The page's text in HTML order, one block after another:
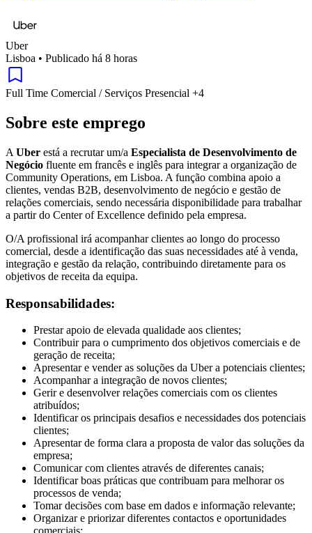
Uber
Lisboa • Publicado há 8 horas
Full Time Comercial / Serviços Presencial +4
Sobre este emprego
A Uber está a recrutar um/a Especialista de Desenvolvimento de
Negócio fluente em francês e inglês para integrar a organização de
Community Operations, em Lisboa. A função combina apoio a
clientes, vendas B2B, desenvolvimento de negócio e gestão de
relações comerciais, sendo necessária disponibilidade para trabalhar
a partir do Center of Excellence definido pela empresa.
O/A profissional irá acompanhar clientes ao longo do processo
comercial, desde a identificação das suas necessidades até à venda,
integração e gestão da relação, contribuindo diretamente para os
objetivos de receita da equipa.
Responsabilidades:
Prestar apoio de elevada qualidade aos clientes;
Contribuir para o cumprimento dos objetivos comerciais e de
geração de receita;
Apresentar e vender as soluções da Uber a potenciais clientes;
Acompanhar a integração de novos clientes;
Gerir e desenvolver relações comerciais com os clientes
atribuídos;
Identificar os principais desafios e necessidades dos potenciais
clientes;
Apresentar de forma clara a proposta de valor das soluções da
empresa;
Comunicar com clientes através de diferentes canais;
Identificar boas práticas que contribuam para melhorar os
processos de venda;
Tomar decisões com base em dados e informação relevante;
Organizar e priorizar diferentes contactos e oportunidades